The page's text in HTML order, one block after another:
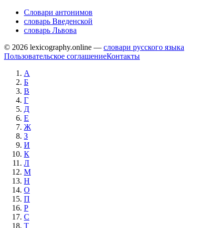
Словари антонимов
словарь Введенской
словарь Львова
© 2026 lexicography.online — словари русского языка
Пользовательское соглашениеКонтакты
А
Б
В
Г
Д
Е
Ж
З
И
К
Л
М
Н
О
П
Р
С
Т